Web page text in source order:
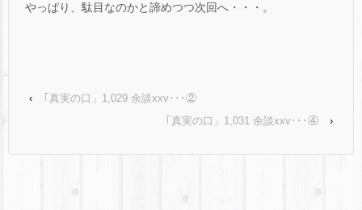
やっぱり、駄目なのかと諦めつつ次回へ・・・。
‹
｢真実の口」1,029 余談xxv･･･②
｢真実の口」1,031 余談xxv･･･④
›